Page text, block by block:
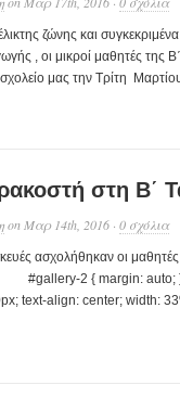
ζώνης και
, οι μικροί μαθητές της
μας την Τρίτη
στη Β΄
on Μαρ 14th, 2016 · 0 σχόλια
ασχολήθηκαν οι
#gallery-2 { margin: auto; }
text-align: center; width: